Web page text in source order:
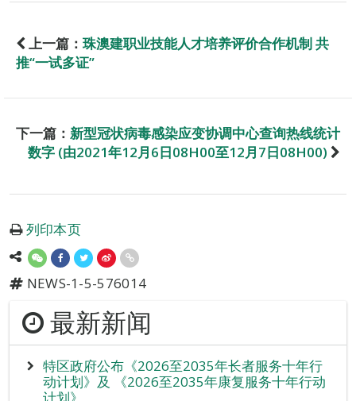
上一篇： 珠澳建职业技能人才培养评价合作机制 共
推“一试多证”
下一篇： 新型冠状病毒感染应变协调中心查询热线统计
数字 (由2021年12月6日08H00至12月7日08H00)
列印本页
NEWS-1-5-576014
最新新闻
特区政府公布《2026至2035年长者服务十年行
动计划》及 《2026至2035年康复服务十年行动